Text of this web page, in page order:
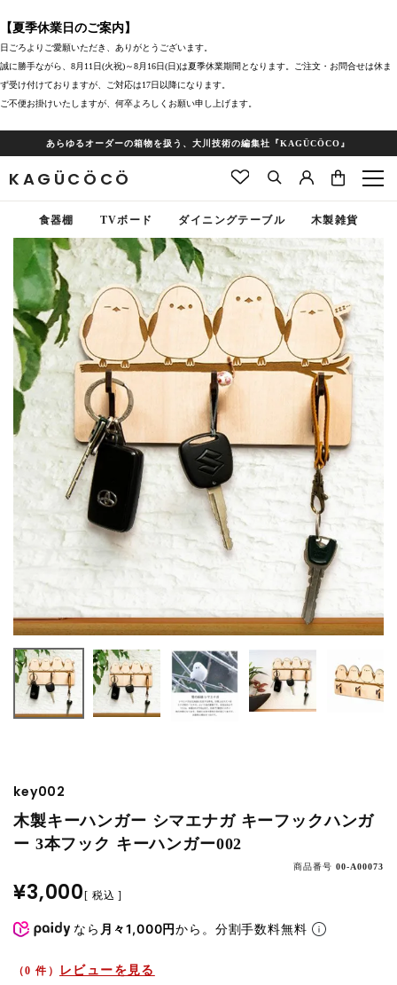
【夏季休業日のご案内】
日ごろよりご愛願いただき、ありがとうございます。
誠に勝手ながら、8月11日(火祝)～8月16日(日)は夏季休業期間となります。ご注文・お問合せは休ま
ず受け付けておりますが、ご対応は17日以降になります。
ご不便お掛けいたしますが、何卒よろしくお願い申し上げます。
あらゆるオーダーの箱物を扱う、大川技術の編集社『KAGÜCÖCO』
KAGÜCÖCÖ
食器棚 TVボード ダイニングテーブル 木製雑貨
key002
木製キーハンガー シマエナガ キーフックハンガ
ー 3本フック キーハンガー002
商品番号 00-A00073
¥3,000 税込
なら 月々1,000円から。分割手数料無料
（0 件） レビューを見る